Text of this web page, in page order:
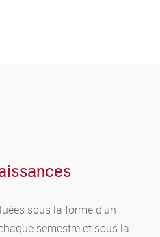
sous la forme d'un
semestre et sous la